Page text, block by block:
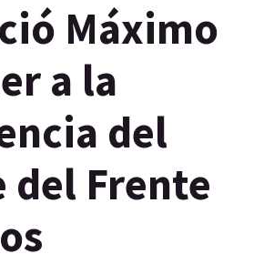
Máximo
a la
del
del Frente